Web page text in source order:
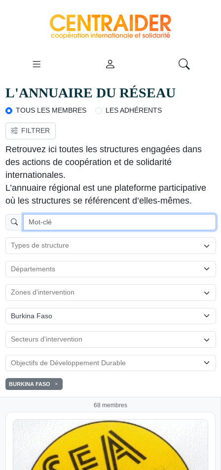
L'ANNUAIRE DU RÉSEAU
TOUS LES MEMBRES LES ADHÉRENTS
FILTRER
Retrouvez ici toutes les structures engagées dans
des actions de coopération et de solidarité
internationales.
L’annuaire régional est une plateforme participative
où les structures se référencent d’elles-mêmes.
Burkina Faso
BURKINA FASO
68 membres